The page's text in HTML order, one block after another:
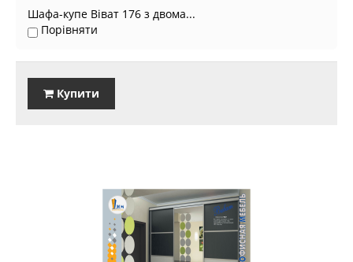
Шафа-купе Віват 176 з двома...
Порівняти
Купити